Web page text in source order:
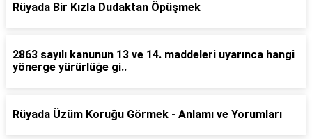
Rüyada Bir Kızla Dudaktan Öpüşmek
2863 sayılı kanunun 13 ve 14. maddeleri uyarınca hangi
yönerge yürürlüğe gi..
Rüyada Üzüm Koruğu Görmek - Anlamı ve Yorumları